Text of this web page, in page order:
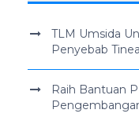
TLM Umsida
Penyebab
Raih Bantuan